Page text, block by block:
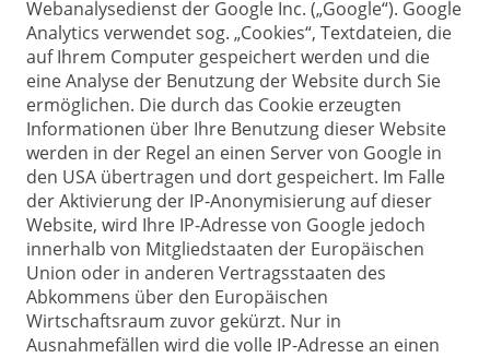
Webanalysedienst der Google Inc. („Google“). Google
Analytics verwendet sog. „Cookies“, Textdateien, die
auf Ihrem Computer gespeichert werden und die
eine Analyse der Benutzung der Website durch Sie
ermöglichen. Die durch das Cookie erzeugten
Informationen über Ihre Benutzung dieser Website
werden in der Regel an einen Server von Google in
den USA übertragen und dort gespeichert. Im Falle
der Aktivierung der IP-Anonymisierung auf dieser
Website, wird Ihre IP-Adresse von Google jedoch
innerhalb von Mitgliedstaaten der Europäischen
Union oder in anderen Vertragsstaaten des
Abkommens über den Europäischen
Wirtschaftsraum zuvor gekürzt. Nur in
Ausnahmefällen wird die volle IP-Adresse an einen